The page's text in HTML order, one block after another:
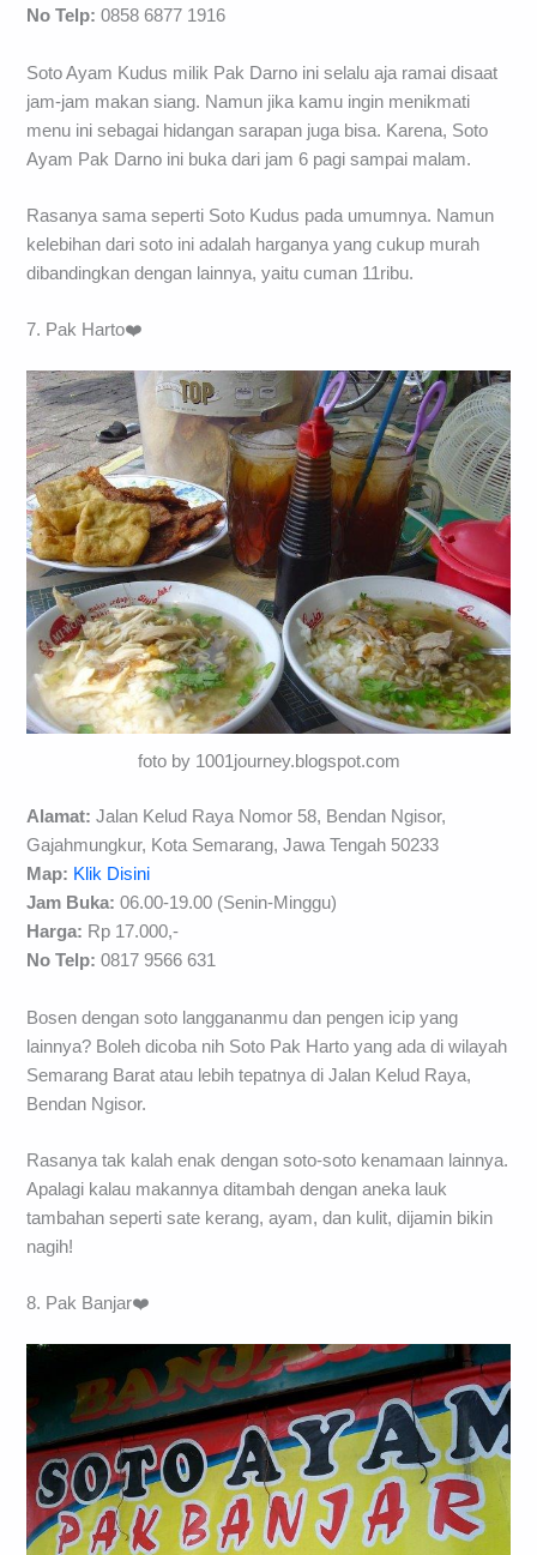
No Telp: 0858 6877 1916
Soto Ayam Kudus milik Pak Darno ini selalu aja ramai disaat
jam-jam makan siang. Namun jika kamu ingin menikmati
menu ini sebagai hidangan sarapan juga bisa. Karena, Soto
Ayam Pak Darno ini buka dari jam 6 pagi sampai malam.
Rasanya sama seperti Soto Kudus pada umumnya. Namun
kelebihan dari soto ini adalah harganya yang cukup murah
dibandingkan dengan lainnya, yaitu cuman 11ribu.
7. Pak Harto❤️
foto by 1001journey.blogspot.com
Alamat: Jalan Kelud Raya Nomor 58, Bendan Ngisor,
Gajahmungkur, Kota Semarang, Jawa Tengah 50233
Map: Klik Disini
Jam Buka: 06.00-19.00 (Senin-Minggu)
Harga: Rp 17.000,-
No Telp: 0817 9566 631
Bosen dengan soto langgananmu dan pengen icip yang
lainnya? Boleh dicoba nih Soto Pak Harto yang ada di wilayah
Semarang Barat atau lebih tepatnya di Jalan Kelud Raya,
Bendan Ngisor.
Rasanya tak kalah enak dengan soto-soto kenamaan lainnya.
Apalagi kalau makannya ditambah dengan aneka lauk
tambahan seperti sate kerang, ayam, dan kulit, dijamin bikin
nagih!
8. Pak Banjar❤️